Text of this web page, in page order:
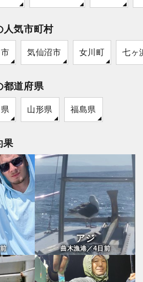
人気市町村
気仙沼市 女川町 七ヶ
都道府県
山形県 福島県
果
アジ
曲木漁港／4日前